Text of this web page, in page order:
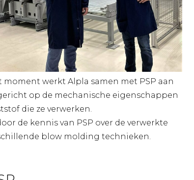
werkt Alpla samen met PSP aan
op de mechanische eigenschappen
die ze verwerken.
de kennis van PSP over de verwerkte
blow molding technieken.